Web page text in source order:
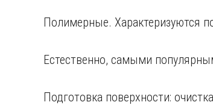
Полимерные. Характеризуются
Естественно, самыми
Подготовка поверхности: